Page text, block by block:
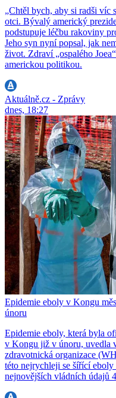
„Chtěl bych, aby si radši víc
otci. Bývalý americký
podstupuje léčbu rakoviny
Jeho syn nyní popsal, jak
život. Zdraví „ospalého
americkou politikou.
Aktuálně.cz - Zprávy
dnes, 18:27
Epidemie eboly v Kongu
únoru
Epidemie eboly, která byla
v Kongu již v únoru, uvedla
zdravotnická organizace
této nejrychleji se šířící
nejnovějších vládních údajů